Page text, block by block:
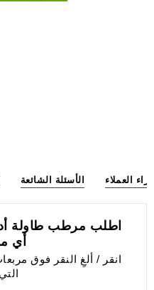
الأسئلة الشائعة آراء العملاء
اطلب مرطب طاولة
أي
انقر / ألغِ النقر فوق